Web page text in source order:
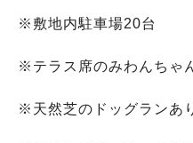
※敷地内駐車場20台
※テラス席のみわんちゃ
※天然芝のドッグランあ